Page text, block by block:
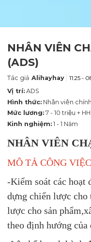
NHÂN VIÊN
(ADS)
Tác giả Alihayhay 11:25 -
Vị trí: ADS
Hình thức: Nhân viên
Mức lương: 7 - 10 triệu +
Kinh nghiệm: 1 - 1 Năm
NHÂN VIÊN
MÔ TẢ CÔNG VIỆC
-Kiểm soát các hoạt
dựng chiến lược cho
lược cho sản
theo định hướng của